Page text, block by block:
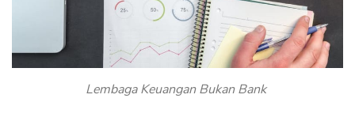
Lembaga Keuangan Bukan Bank